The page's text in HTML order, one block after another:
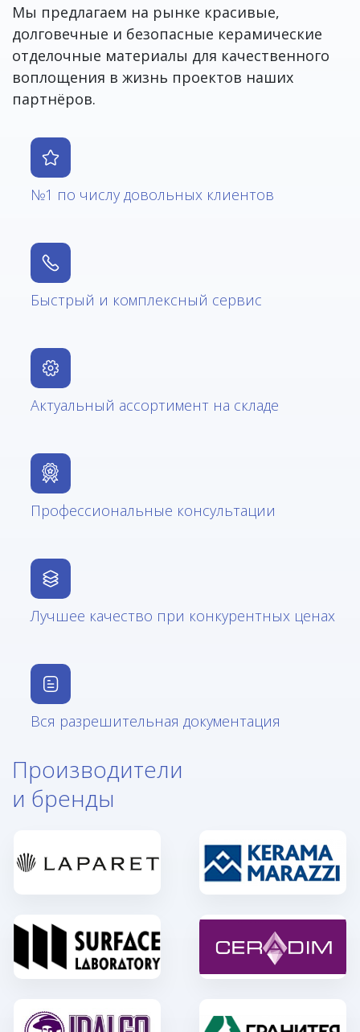
Мы предлагаем на рынке красивые,
долговечные и безопасные керамические
отделочные материалы для качественного
воплощения в жизнь проектов наших
партнёров.
№1 по числу довольных клиентов
Быстрый и комплексный сервис
Актуальный ассортимент на складе
Профессиональные консультации
Лучшее качество при конкурентных ценах
Вся разрешительная документация
Производители
и бренды